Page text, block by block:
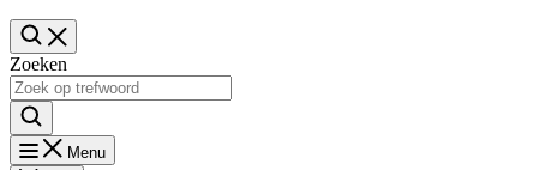
Zoeken
Menu